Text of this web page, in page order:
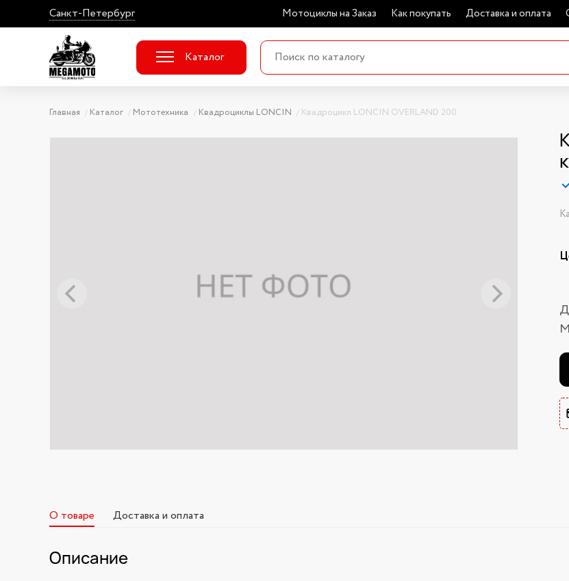
Санкт-Петербург Мотоциклы на Заказ Как покупать Доставка и оплата
Каталог
Главная Каталог Мототехника Квадроциклы LONCIN Квадроцикл LONCIN OVERLAND 200
О товаре Доставка и оплата
Описание